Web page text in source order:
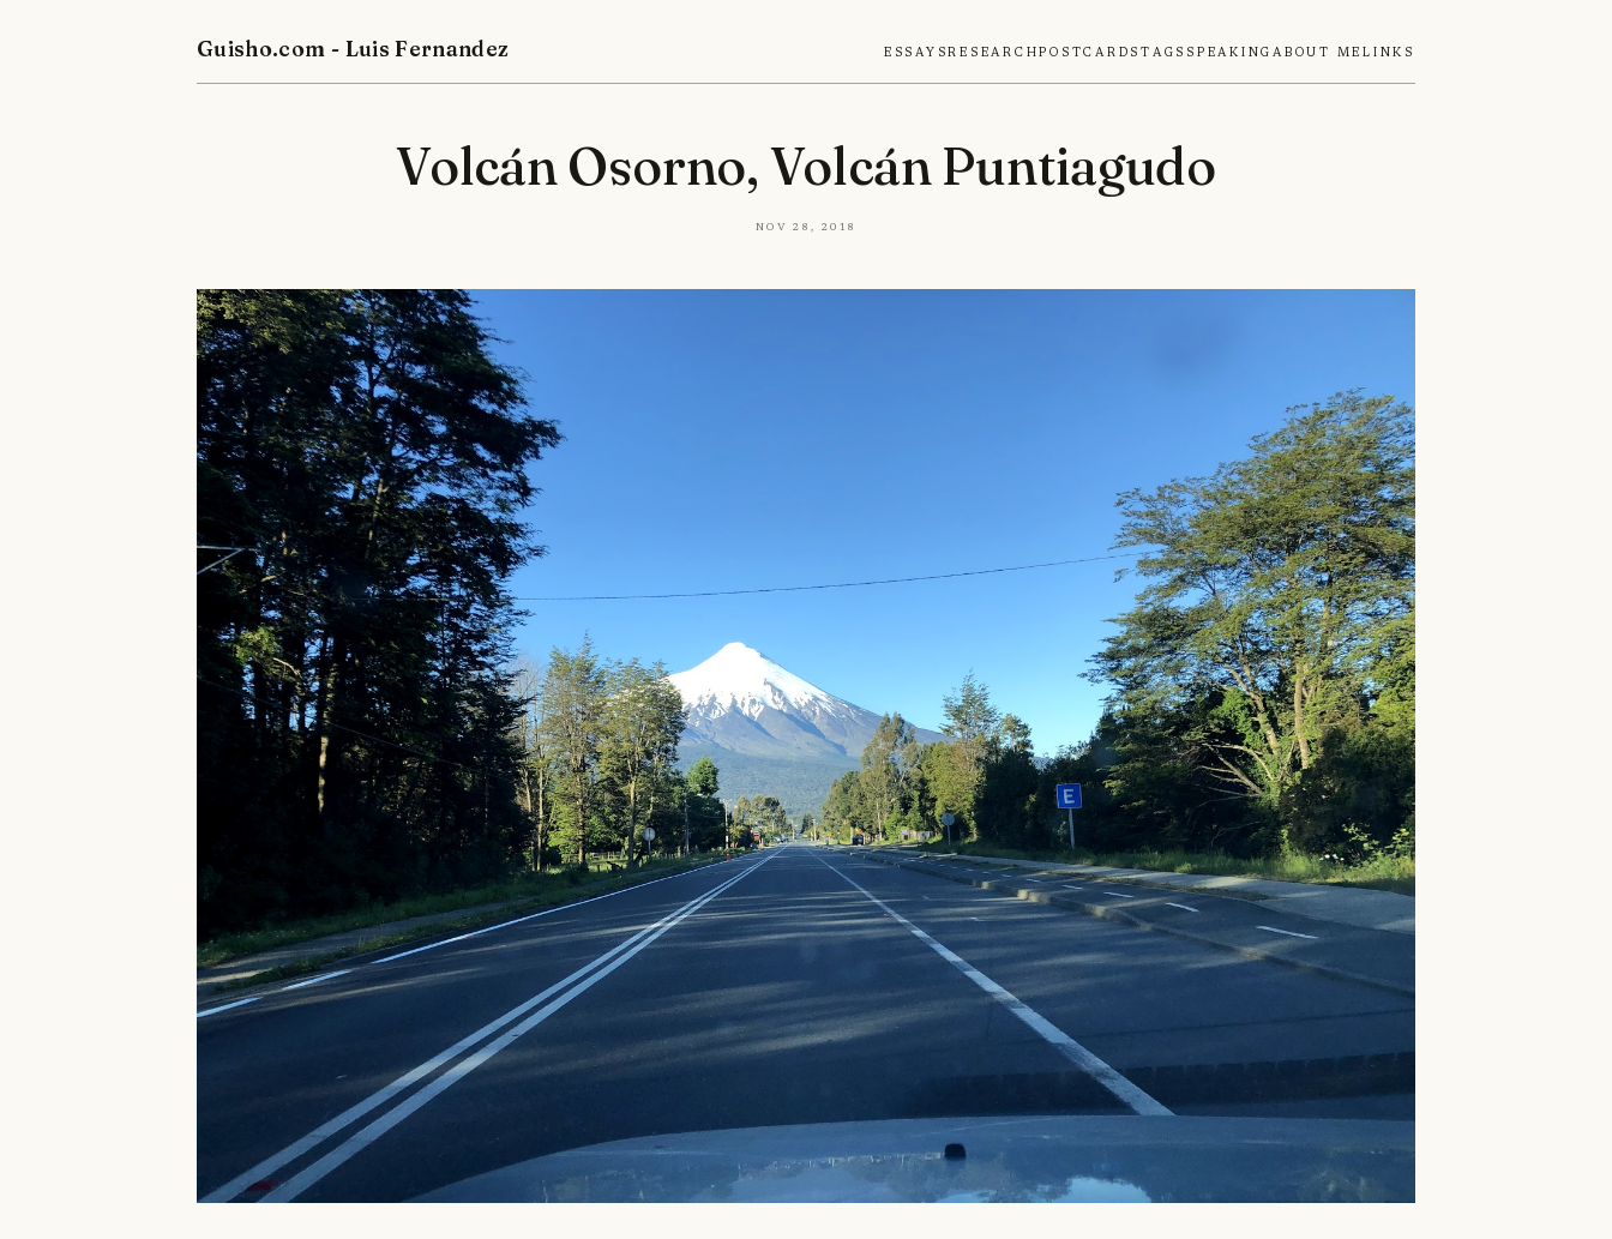
Guisho.com - Luis Fernandez EssaysResearchPostcardsTags SpeakingAbout MeLinks
Volcán Osorno, Volcán Puntiagudo
Nov 28, 2018